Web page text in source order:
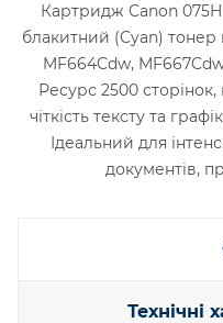
Картридж Canon
блакитний (Cyan) тонер
MF664Cdw,
Ресурс 2500
чіткість тексту та
Ідеальний для
документів,
Технічні